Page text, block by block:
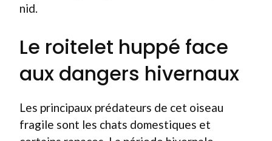
nid.
Le roitelet huppé face
aux dangers hivernaux
Les principaux prédateurs de cet oiseau
fragile sont les chats domestiques et